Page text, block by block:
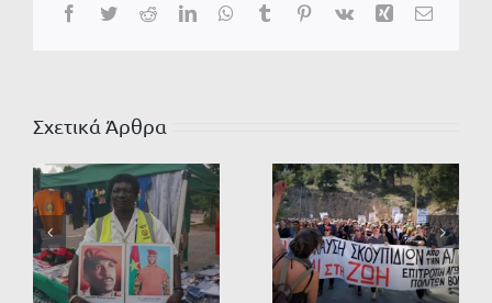
Facebook
TwitterRedditLinkedInWhatsApp
TumblrPinterest
Vk Xing Email
Σχετικά Άρθρα